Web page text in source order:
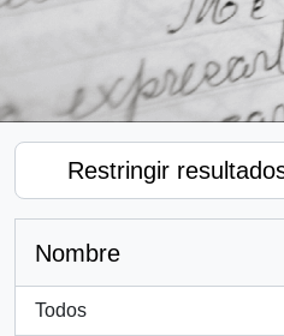
Restringir
Nombre
Todos